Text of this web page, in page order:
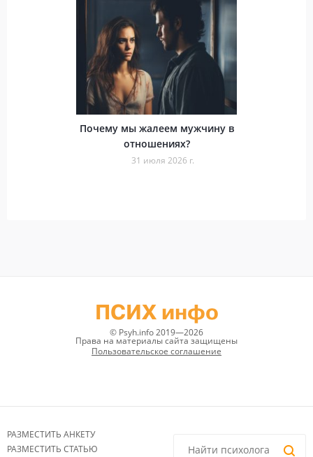
Почему мы жалеем мужчину в
отношениях?
31 июля 2026 г.
ПСИХ инфо
© Psyh.info 2019—2026
Права на материалы сайта защищены
Пользовательское соглашение
РАЗМЕСТИТЬ АНКЕТУ
РАЗМЕСТИТЬ СТАТЬЮ